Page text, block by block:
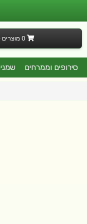
0 מוצרים - ₪0.00
סירופים וממרחים